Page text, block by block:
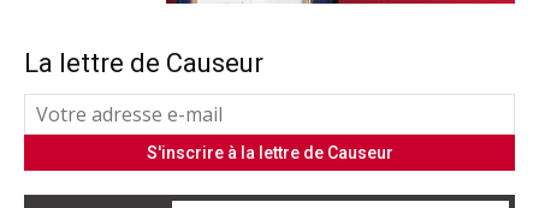
La lettre de Causeur